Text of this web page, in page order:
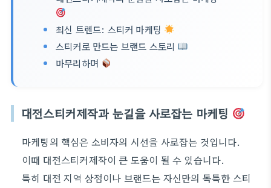
최신 트렌드: 스티커 마케팅
스티커로 만드는 브랜드 스토리
마무리하며
대전스티커제작과 눈길을 사로잡는 마케팅
마케팅의 핵심은 소비자의 시선을 사로잡는 것입니다.
이때 대전스티커제작이 큰 도움이 될 수 있습니다.
특히 대전 지역 상점이나 브랜드는 자신만의 독특한 스티